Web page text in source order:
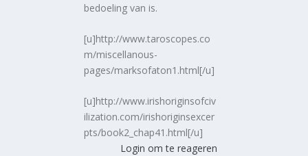
bedoeling van is.
[u]http://www.taroscopes.co
m/miscellanous-
pages/marksofaton1.html[/u]
[u]http://www.irishoriginsofciv
ilization.com/irishoriginsexcer
pts/book2_chap41.html[/u]
Login om te reageren